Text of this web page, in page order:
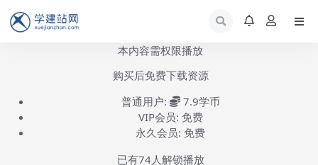
本内容需权限播放
购买后免费下载资源
普通用户:
7.9学币
VIP会员: 免费
永久会员: 免费
已有74人解锁播放